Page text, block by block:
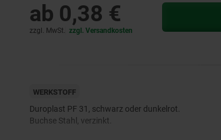
ab 0,38 €
zzgl. MwSt. zzgl. Versandkosten
WERKSTOFF
Duroplast PF 31, schwarz oder dunkelrot.
Buchse Stahl, verzinkt.